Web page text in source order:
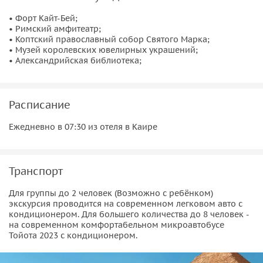
мученической смерти в 68г н.э. для этого считается
старейшим христианским храмом Египта и неотъемлемой
частью его истории. Вход в собор поддерживается шестью
мраморными колоннами а внутри увидите иконистас и
много старинных икон Иисуса Христа и Девы Марии,
Музей королевских ювелирных украшений
Одна из любимых для туристов остановок в городе. Музей,
занменит своей экзотическим стилем европейской
архитектуры и искусства. Потолки каждой комнаты и
коридоров в дворце расписаны египетскими,
итальянскими и францускимим художниками и
изображают сказки из греческой мифологии. Изюминкой
музея являются прекрасные витражные панели в главном
зале первого этажа, на лестничной клетке и в ванной на
• Форт Кайт-Бей;
• Римский амфитеатр;
• Коптский православный собор Святого Марка;
• Музей королевских ювелирных украшений;
• Александрийская библиотека;
Расписание
Ежедневно в 07:30 из отеля в Каире
Транспорт
Для группы до 2 человек (Возможно с ребёнком)
экскурсия проводится нa современном легковом авто с
кондиционером. Для большего количества до 8 человек -
на современном комфортабельном микроавтобусе
Тойота 2023 с кондиционером.